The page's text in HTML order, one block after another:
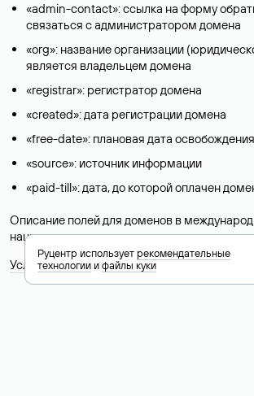
«admin-contact»: ссылка на форму
связаться с администратором домена
«org»: название организации
является владельцем домена
«registrar»: регистратор домена
«created»: дата регистрации домена
«free-date»: плановая дата
«source»: источник информации
«paid-till»: дата, до которой оплачен
Описание полей для доменов в
национальных доменах представлены в
Условия использования Whois-сервиса
Руцентр используетрекомендательные
технологииифайлы куки